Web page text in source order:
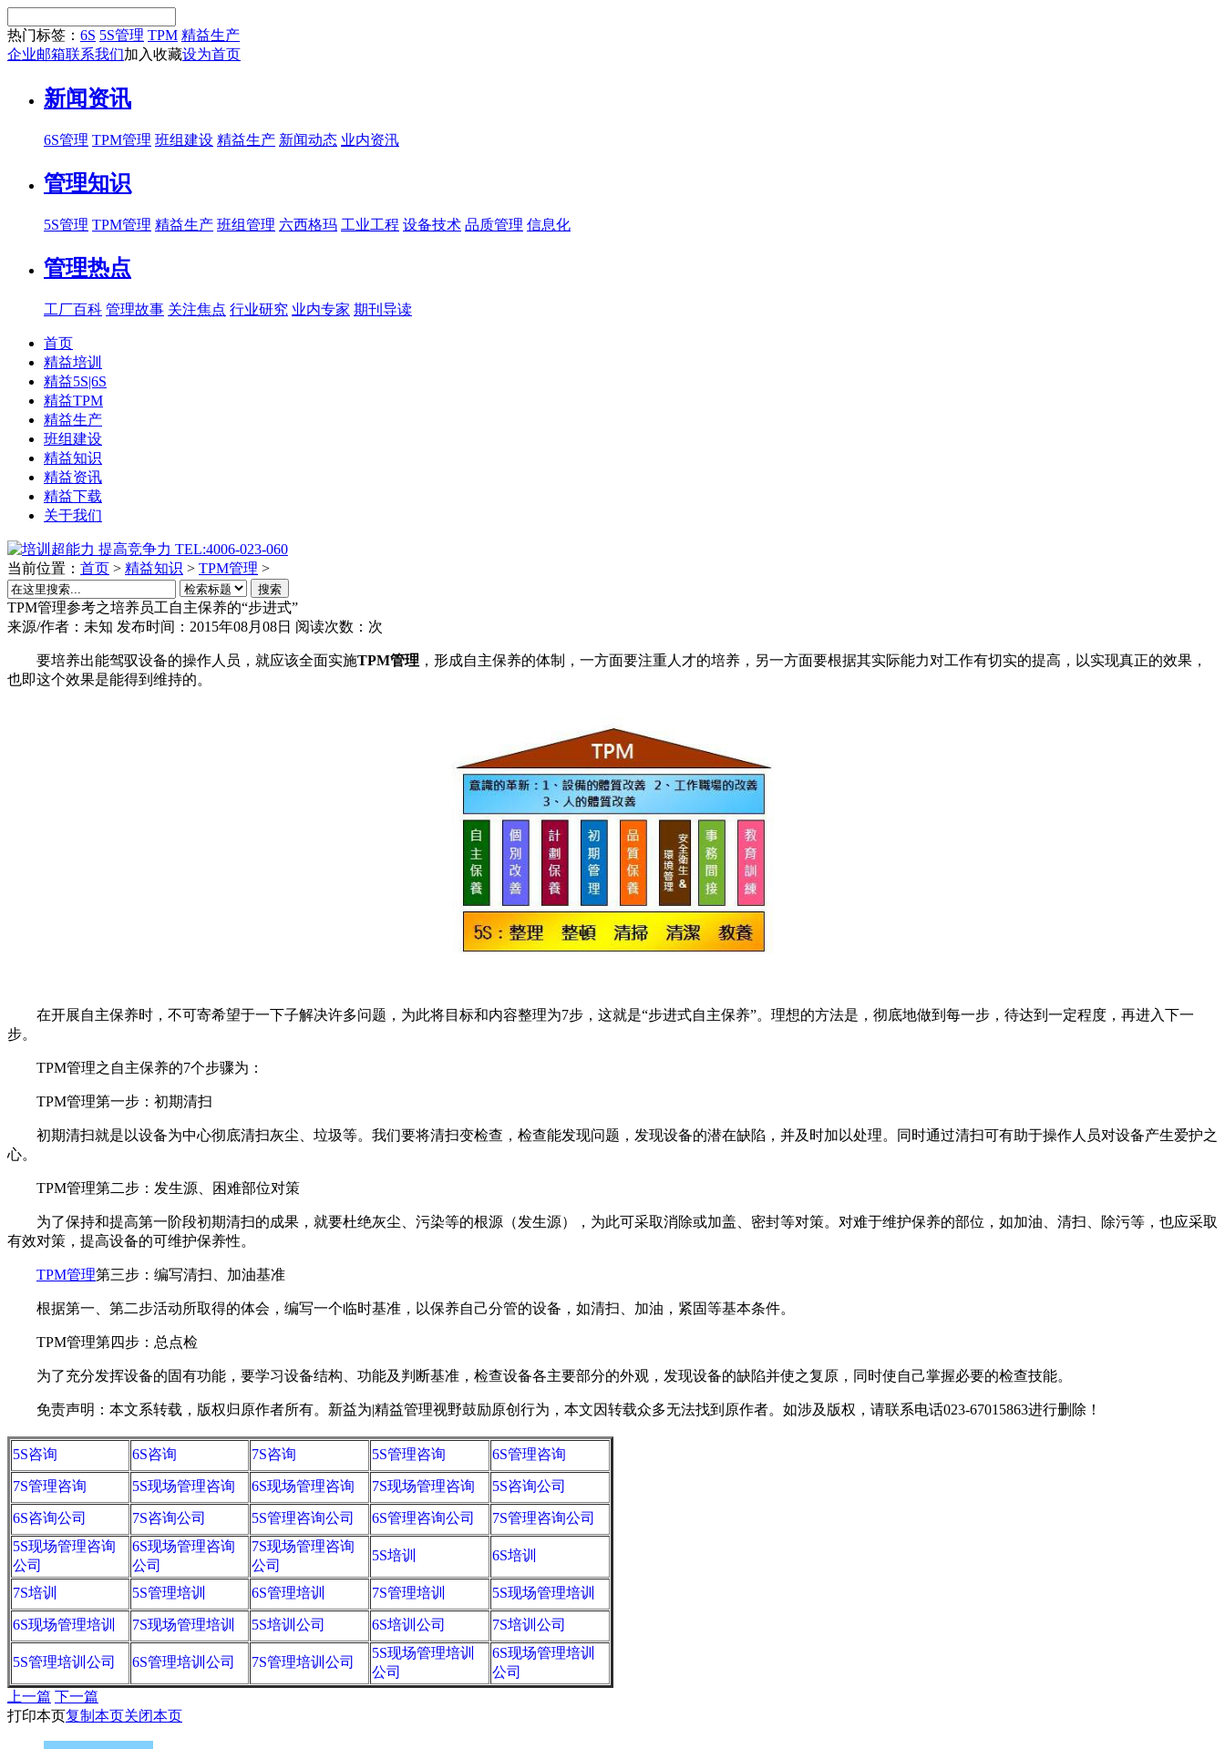
热门标签： 6S 5S管理 TPM 精益生产
企业邮箱联系我们加入收藏设为首页
新闻资讯
6S管理 TPM管理 班组建设 精益生产 新闻动态 业内资汛
管理知识
5S管理 TPM管理 精益生产 班组管理 六西格玛 工业工程 设备技术 品质管理 信息化
管理热点
工厂百科 管理故事 关注焦点 行业研究 业内专家 期刊导读
首页
精益培训
精益5S|6S
精益TPM
精益生产
班组建设
精益知识
精益资讯
精益下载
关于我们
当前位置： 首页 > 精益知识 > TPM管理 >
搜索
TPM管理参考之培养员工自主保养的“步进式”
来源/作者： 未知 发布时间：2015年08月08日 阅读次数： 次
要培养出能驾驭设备的操作人员，就应该全面实施TPM管理 ，形成自主保养的体制，一方面要注重人才的培养，另一方面要根据其实际能力对工作有切实的提高，以实现真正的效果，
也即这个效果是能得到维持的。
在开展自主保养时，不可寄希望于一下子解决许多问题，为此将目标和内容整理为7步，这就是“步进式自主保养”。理想的方法是，彻底地做到每一步，待达到一定程度，再进入下一
步。
TPM管理之自主保养的7个步骤为：
TPM管理第一步：初期清扫
初期清扫就是以设备为中心彻底清扫灰尘、垃圾等。我们要将清扫变检查，检查能发现问题，发现设备的潜在缺陷，并及时加以处理。同时通过清扫可有助于操作人员对设备产生爱护之
心。
TPM管理第二步：发生源、困难部位对策
为了保持和提高第一阶段初期清扫的成果，就要杜绝灰尘、污染等的根源（发生源），为此可采取消除或加盖、密封等对策。对难于维护保养的部位，如加油、清扫、除污等，也应采取
有效对策，提高设备的可维护保养性。
TPM管理第三步：编写清扫、加油基准
根据第一、第二步活动所取得的体会，编写一个临时基准，以保养自己分管的设备，如清扫、加油，紧固等基本条件。
TPM管理第四步：总点检
为了充分发挥设备的固有功能，要学习设备结构、功能及判断基准，检查设备各主要部分的外观，发现设备的缺陷并使之复原，同时使自己掌握必要的检查技能。
免责声明：本文系转载，版权归原作者所有。新益为|精益管理视野鼓励原创行为，本文因转载众多无法找到原作者。如涉及版权，请联系电话023-67015863进行删除！
5S咨询 6S咨询 7S咨询 5S管理咨询 6S管理咨询
7S管理咨询 5S现场管理咨询 6S现场管理咨询 7S现场管理咨询 5S咨询公司
6S咨询公司 7S咨询公司 5S管理咨询公司 6S管理咨询公司
7S管理咨询公司
5S现场管理咨询
公司
6S现场管理咨询
公司
7S现场管理咨询
公司
5S培训 6S培训
7S培训 5S管理培训 6S管理培训 7S管理培训 5S现场管理培训
6S现场管理培训 7S现场管理培训 5S培训公司 6S培训公司 7S培训公司
5S管理培训公司 6S管理培训公司 7S管理培训公司
5S现场管理培训
公司
6S现场管理培训
公司
上一篇
下一篇
打印本页复制本页 关闭本页